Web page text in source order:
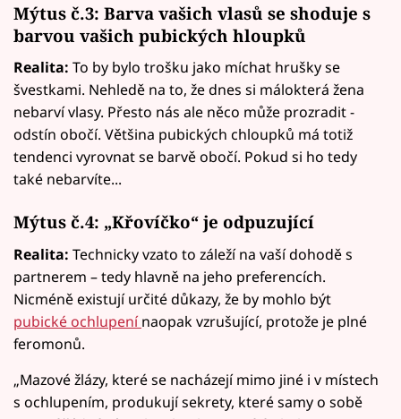
Mýtus č.3: Barva vašich vlasů se shoduje s
barvou vašich pubických hloupků
Realita: To by bylo trošku jako míchat hrušky se
švestkami. Nehledě na to, že dnes si málokterá žena
nebarví vlasy. Přesto nás ale něco může prozradit -
odstín obočí. Většina pubických chloupků má totiž
tendenci vyrovnat se barvě obočí. Pokud si ho tedy
také nebarvíte...
Mýtus č.4: „Křovíčko“ je odpuzující
Realita: Technicky vzato to záleží na vaší dohodě s
partnerem – tedy hlavně na jeho preferencích.
Nicméně existují určité důkazy, že by mohlo být
pubické ochlupení naopak vzrušující, protože je plné
feromonů.
„Mazové žlázy, které se nacházejí mimo jiné i v místech
s ochlupením, produkují sekrety, které samy o sobě